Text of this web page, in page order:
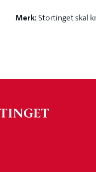
Merk:Stortinget skal